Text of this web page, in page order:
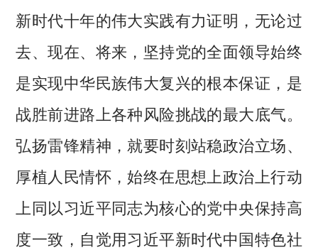
新时代十年的伟大实践有力证明，无论过
去、现在、将来，坚持党的全面领导始终
是实现中华民族伟大复兴的根本保证，是
战胜前进路上各种风险挑战的最大底气。
弘扬雷锋精神，就要时刻站稳政治立场、
厚植人民情怀，始终在思想上政治上行动
上同以习近平同志为核心的党中央保持高
度一致，自觉用习近平新时代中国特色社